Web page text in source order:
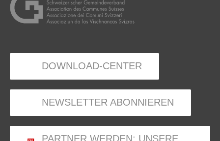
DOWNLOAD-CENTER
NEWSLETTER ABONNIEREN
PARTNER WERDEN: UNSERE